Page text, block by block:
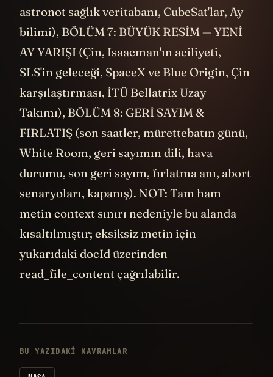
astronot sağlık veritabanı, CubeSat'lar, Ay
bilimi), BÖLÜM 7: BÜYÜK RESİM — YENİ
AY YARIŞI (Çin, Isaacman'ın aciliyeti,
SLS'in geleceği, SpaceX ve Blue Origin, Çin
karşılaştırması, İTÜ Bellatrix Uzay
Takımı), BÖLÜM 8: GERİ SAYIM &
FIRLATIŞ (son saatler, mürettebatın günü,
White Room, geri sayımın dili, hava
durumu, son geri sayım, fırlatma anı, abort
senaryoları, kapanış). NOT: Tam ham
metin context sınırı nedeniyle bu alanda
kısaltılmıştır; eksiksiz metin için
yukarıdaki docId üzerinden
read_file_content çağrılabilir.
BU YAZIDAKI KAVRAMLAR